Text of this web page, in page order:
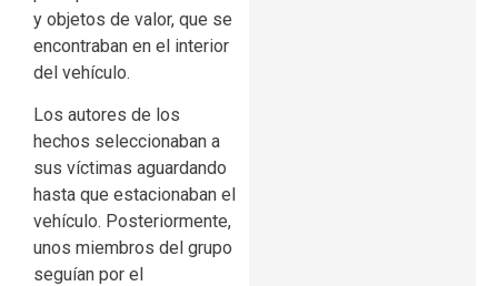
y objetos de valor, que se
encontraban en el interior
del vehículo.
Los autores de los
hechos seleccionaban a
sus víctimas aguardando
hasta que estacionaban el
vehículo. Posteriormente,
unos miembros del grupo
seguían por el